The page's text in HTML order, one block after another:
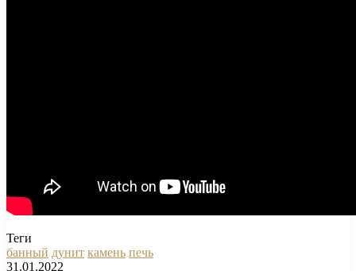
Теги
банный дунит камень печь
31.01.2022